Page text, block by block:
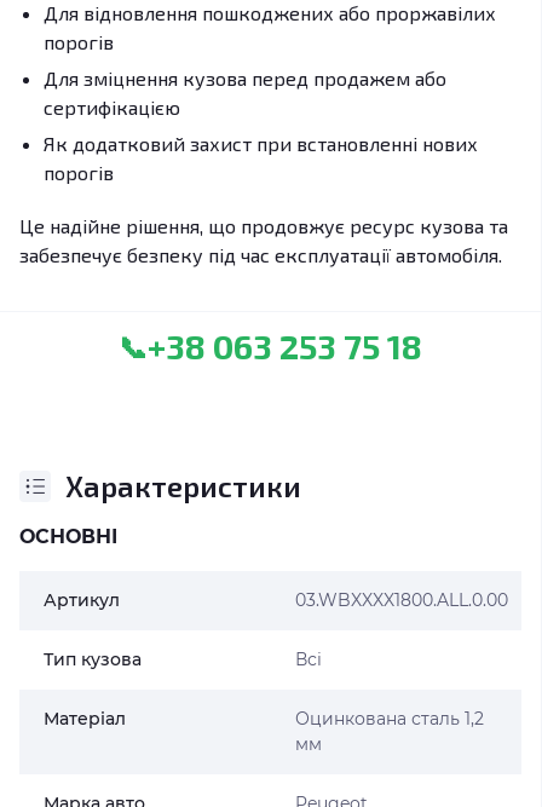
Для відновлення пошкоджених або проржавілих
порогів
Для зміцнення кузова перед продажем або
сертифікацією
Як додатковий захист при встановленні нових
порогів
Це надійне рішення, що продовжує ресурс кузова та
забезпечує безпеку під час експлуатації автомобіля.
📞+38 063 253 75 18
Характеристики
ОСНОВНІ
Артикул 03.WBXXXX1800.ALL.0.00
Тип кузова Всі
Матеріал
Оцинкована сталь 1,2
мм